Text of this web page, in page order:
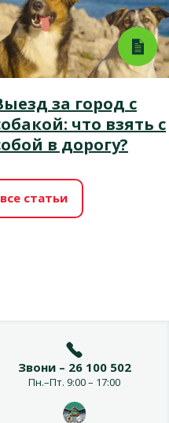
за город с
что взять с
в дорогу?
статьи
Звони – 26 100 502
Пн.–Пт. 9:00 – 17:00